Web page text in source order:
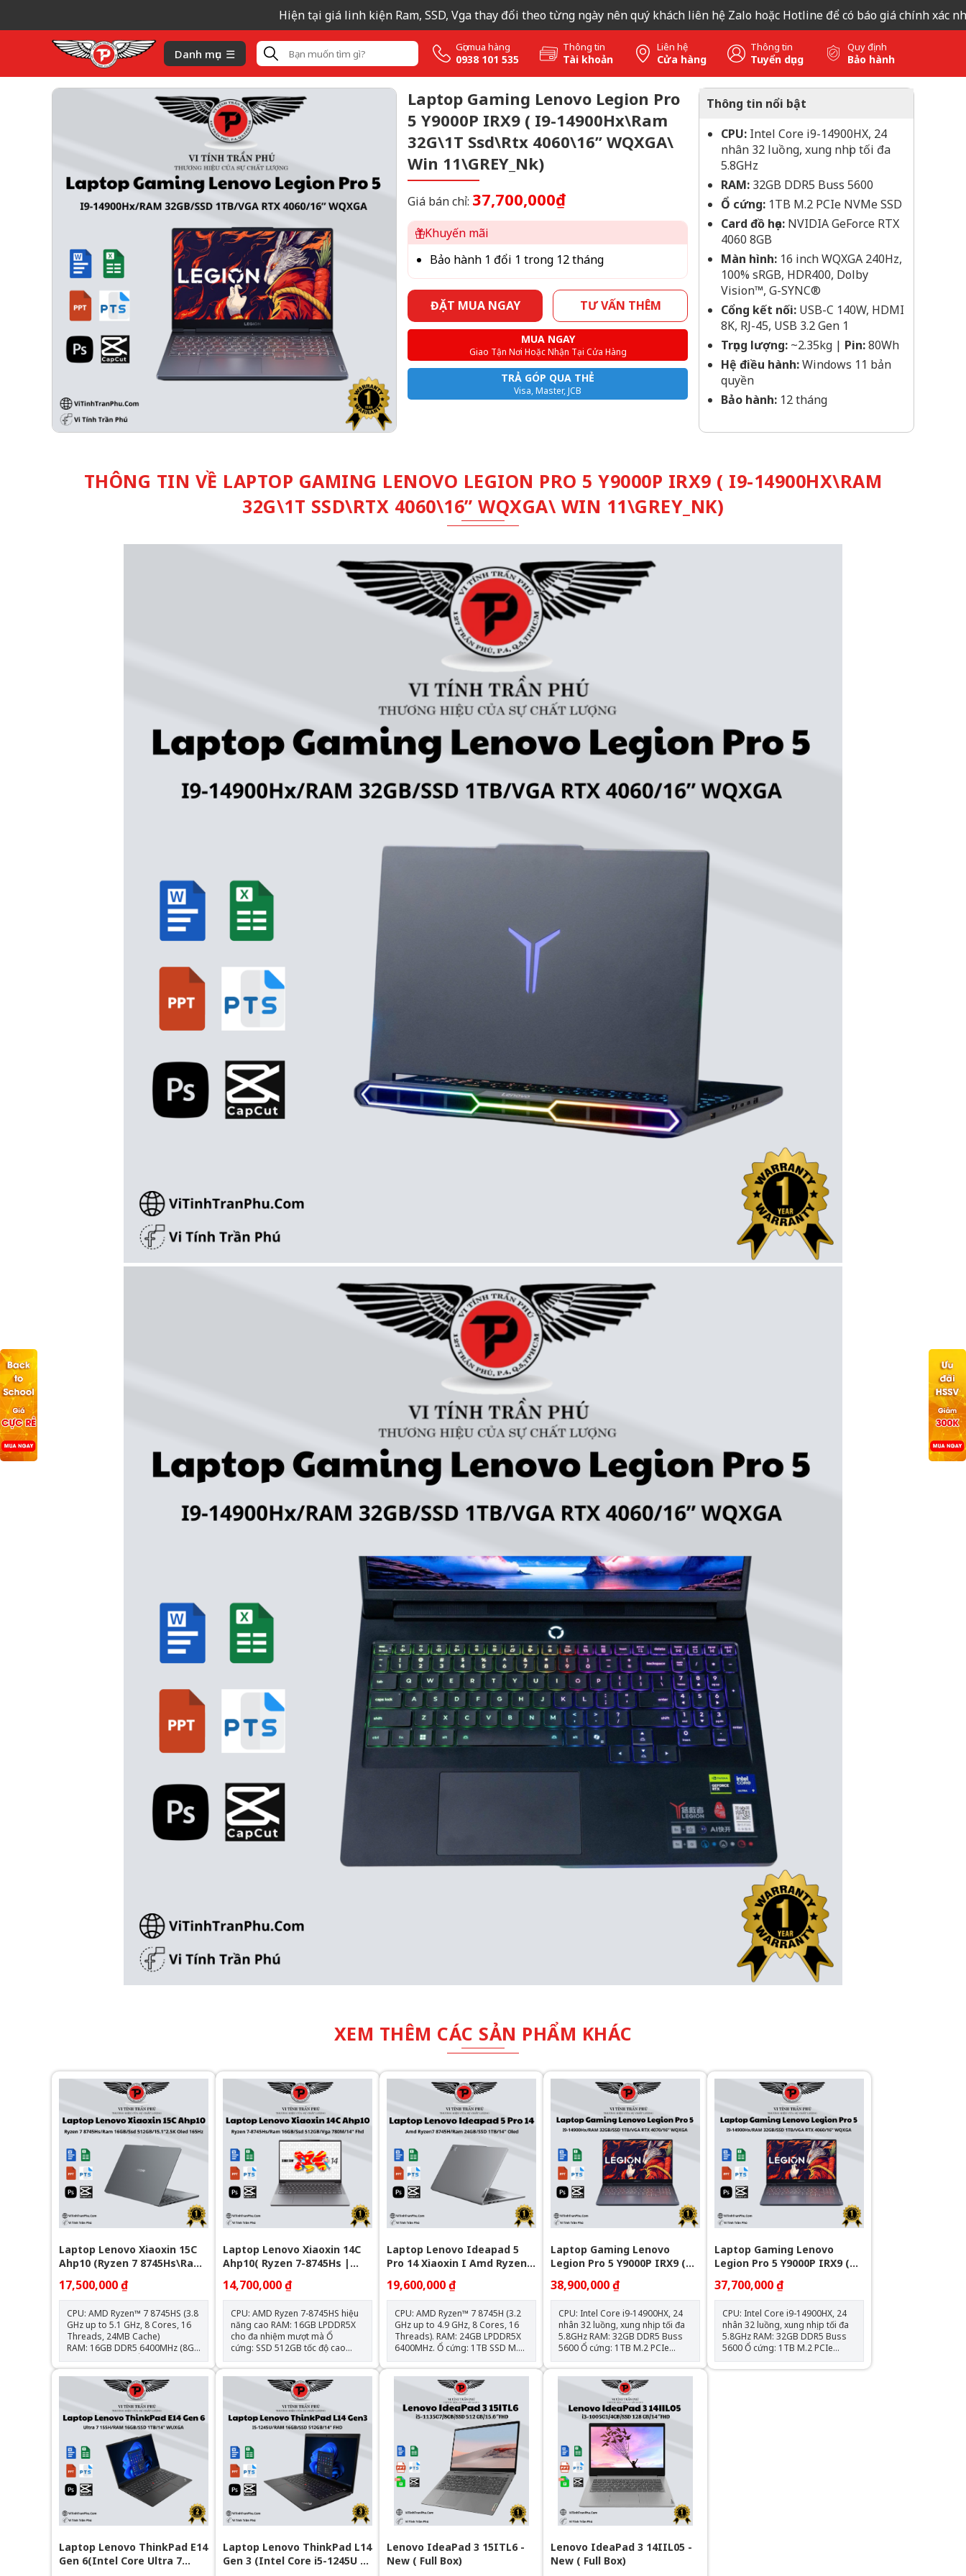
Hiện tại giá linh kiện Ram, SSD, Vga thay đổi theo từng ngày nên quý khách liên hệ Zalo hoặc Hotline để có báo giá chính xác nhất, xin
Danh mục Gọi mua hàng
0938 101 535
Thông tin
Tài khoản
Liên hệ
Cửa hàng
Thông tin
Tuyển dụng
Quy định
Bảo hành
Laptop Gaming Lenovo Legion Pro
5 Y9000P IRX9 ( I9-14900Hx\Ram
32G\1T Ssd\Rtx 4060\16” WQXGA\
Win 11\GREY_Nk)
Giá bán chỉ: 37,700,000₫
Khuyến mãi
Bảo hành 1 đổi 1 trong 12 tháng
ĐẶT MUA NGAY TƯ VẤN THÊM
MUA NGAY
Giao Tận Nơi Hoặc Nhận Tại Cửa Hàng
TRẢ GÓP QUA THẺ
Visa, Master, JCB
Thông tin nổi bật
CPU: Intel Core i9-14900HX, 24
nhân 32 luồng, xung nhịp tối đa
5.8GHz
RAM: 32GB DDR5 Buss 5600
Ổ cứng: 1TB M.2 PCIe NVMe SSD
Card đồ họa: NVIDIA GeForce RTX
4060 8GB
Màn hình: 16 inch WQXGA 240Hz,
100% sRGB, HDR400, Dolby
Vision™, G-SYNC®
Cổng kết nối: USB-C 140W, HDMI
8K, RJ-45, USB 3.2 Gen 1
Trọng lượng: ~2.35kg | Pin:80Wh
Hệ điều hành:Windows 11 bản
quyền
Bảo hành: 12 tháng
THÔNG TIN VỀ LAPTOP GAMING LENOVO LEGION PRO 5 Y9000P IRX9 ( I9-14900HX\RAM
32G\1T SSD\RTX 4060\16” WQXGA\ WIN 11\GREY_NK)
XEM THÊM CÁC SẢN PHẨM KHÁC
Laptop Lenovo Xiaoxin 15C
Ahp10 (Ryzen 7 8745Hs\Ram
16Gb\Ssd 512Gb\15.1"2.5K
Oled 165Hz)
17,500,000 ₫
CPU: AMD Ryzen™ 7 8745HS (3.8
GHz up to 5.1 GHz, 8 Cores, 16
Threads, 24MB Cache)
RAM: 16GB DDR5 6400MHz (8GB
onboard + 8GB) Ổ cứng: 512GB
M.2 NVMe PCIe SSD Card
VGA: AMD Radeon Graphic
2.5K(2560x1600) OLED, tần số
quét 165Hz, độ sáng 500nits, độ
phủ màu 100% DCI-P3
Webcam: 1080P Full HD IR
Camera With Face Recognition
Cổng kết nối: USB-A 3.2, USB-C,
HDMI, khe thẻ SD, jack tai nghe
3.5 Trọng lượng: 1.49 kg
Pin: 60Wh
Laptop Lenovo Xiaoxin 14C
Ahp10( Ryzen 7-8745Hs |
Ram 16Gb | Ssd 512Gb | Vga
780M | 14Inch Fhd+_Luna
Grey)
14,700,000 ₫
CPU: AMD Ryzen 7-8745HS hiệu
năng cao RAM: 16GB LPDDR5X
cho đa nhiệm mượt mà Ổ
cứng: SSD 512GB tốc độ cao
Màn hình: 14 inch FHD+ sắc nét
Card đồ họa: AMD Radeon 780M
dễ dàng di chuyển
Laptop Lenovo Ideapad 5
Pro 14 Xiaoxin I Amd Ryzen7
8745H \ 24G R5 6400 \ 1T Ssd
M2 Nvme \ 14" 2,8K Oled
120Hz I Amd Radeon™ 780M
19,600,000 ₫
CPU: AMD Ryzen™ 7 8745H (3.2
GHz up to 4.9 GHz, 8 Cores, 16
Threads). RAM: 24GB LPDDR5X
6400MHz. Ổ cứng: 1TB SSD M.2
NVMe PCIe. Card đồ họa: AMD
Radeon™ 780M. Màn hình: 14
inch OLED, 2.8K, 120Hz, HDR
True Black 500, 100% DCI-P3.
Pin: 84Wh, hỗ trợ sạc nhanh
100W Type-C. Trọng lượng: Chỉ
1.46 kg, tiện lợi di chuyển. Kết
nối: HDMI, USB-C, USB 4, USB-A
3.2 Gen1.
Laptop Gaming Lenovo
Legion Pro 5 Y9000P IRX9 (
I9-14900Hx\Ram 32G\1T
Ssd\Rtx 4070\16” WQXGA\
Win 11\GREY_Nk)
38,900,000 ₫
CPU: Intel Core i9-14900HX, 24
nhân 32 luồng, xung nhịp tối đa
5.8GHz RAM: 32GB DDR5 Buss
5600 Ổ cứng: 1TB M.2 PCIe
NVMe SSD Card đồ họa: NVIDIA
GeForce RTX 4070 8GB GDDR6
Màn hình: 16 inch WQXGA
240Hz, 100% sRGB, HDR400,
Dolby Vision™, G-SYNC® Cổng
kết nối: USB-C 140W, HDMI 8K,
RJ-45, USB 3.2 Gen 1 Trọng
lượng: ~2.35kg | Pin: 80Wh Hệ
điều hành: Windows 11 bản
quyền Bảo hành: 12 tháng
Laptop Gaming Lenovo
Legion Pro 5 Y9000P IRX9 (
I9-14900Hx\Ram 32G\1T
Ssd\Rtx 4060\16” WQXGA\
Win 11\GREY_Nk)
37,700,000 ₫
CPU: Intel Core i9-14900HX, 24
nhân 32 luồng, xung nhịp tối đa
5.8GHz RAM: 32GB DDR5 Buss
5600 Ổ cứng: 1TB M.2 PCIe
NVMe SSD Card đồ họa: NVIDIA
GeForce RTX 4060 8GB Màn
Laptop Lenovo ThinkPad E14
Gen 6(Intel Core Ultra 7
Laptop Lenovo ThinkPad L14
Gen 3 (Intel Core i5-1245U |
Lenovo IdeaPad 3 15ITL6 -
New ( Full Box)
Lenovo IdeaPad 3 14IIL05 -
New ( Full Box)